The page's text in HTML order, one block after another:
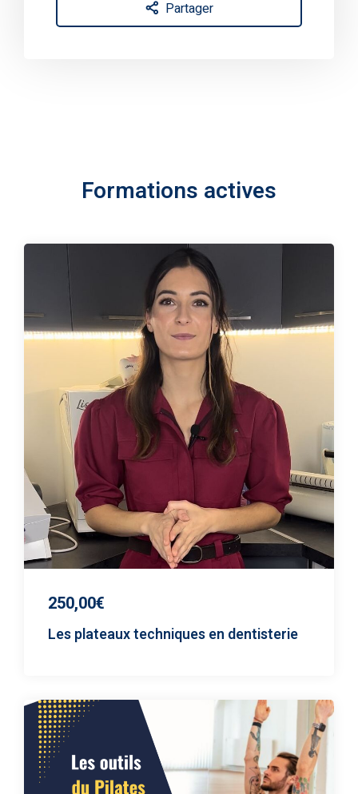
Partager
Formations actives
250,00€
Les plateaux techniques en dentisterie